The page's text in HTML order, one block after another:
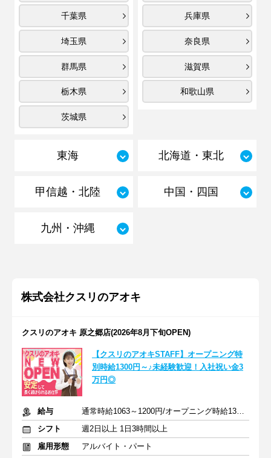
千葉県
埼玉県
群馬県
栃木県
茨城県
兵庫県
奈良県
滋賀県
和歌山県
東海 北海道・東北
甲信越・北陸 中国・四国
九州・沖縄
株式会社クスリのアオキ
クスリのアオキ 原之郷店(2026年8月下旬OPEN)
【クスリのアオキSTAFF】オープニング特
別時給1300円～♪未経験歓迎！入社祝い金3
万円◎
給与
通常時給1063～1200円/オープニング時給1300～1400円
シフト
週2日以上 1日3時間以上
雇用形態
アルバイト・パート